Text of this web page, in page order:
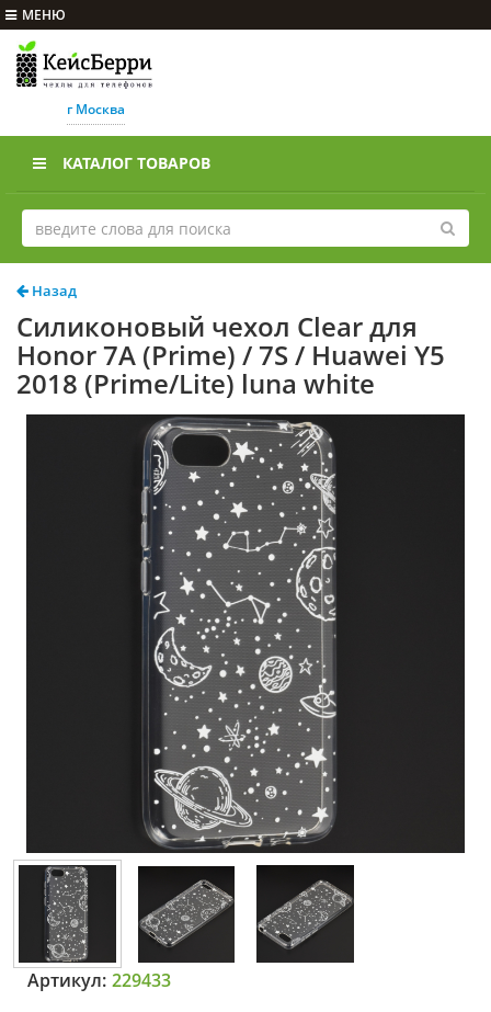
МЕНЮ
г Москва
КАТАЛОГ ТОВАРОВ
Назад
Силиконовый чехол Clear для
Honor 7A (Prime) / 7S / Huawei Y5
2018 (Prime/Lite) luna white
Артикул: 229433